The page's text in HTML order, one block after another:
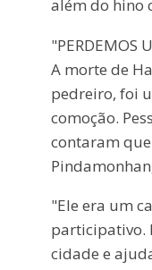
além do hino
"PERDEMOS
A morte de
pedreiro, foi
comoção.
contaram
"Ele era um
participativo.
cidade e